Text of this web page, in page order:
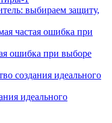
выбираем защиту,
ошибка при выборе
идеального